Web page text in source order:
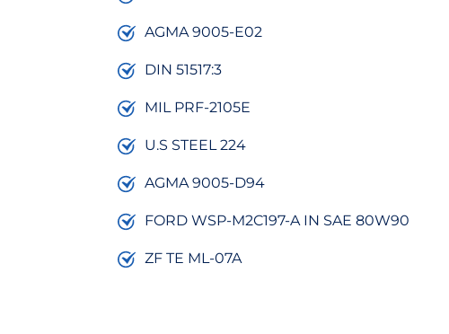
AGMA 9005-E02
DIN 51517:3
MIL PRF-2105E
U.S STEEL 224
AGMA 9005-D94
FORD WSP-M2C197-A IN SAE 80W90
ZF TE ML-07A